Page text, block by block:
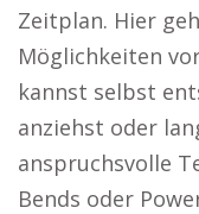
Zeitplan. Hier
Möglichkeiten
kannst selbst
anziehst oder
anspruchsvolle
Bends oder